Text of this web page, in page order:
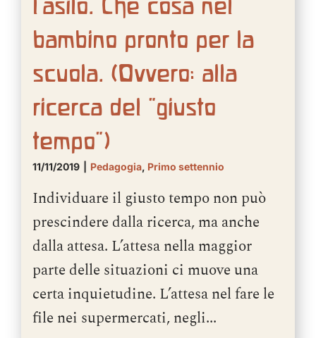
bambino pronto per la
scuola. (Ovvero: alla
ricerca del “giusto
tempo”)
11/11/2019 Pedagogia, Primo settennio
Individuare il giusto tempo non può
prescindere dalla ricerca, ma anche
dalla attesa. L’attesa nella maggior
parte delle situazioni ci muove una
certa inquietudine. L’attesa nel fare le
file nei supermercati, negli...